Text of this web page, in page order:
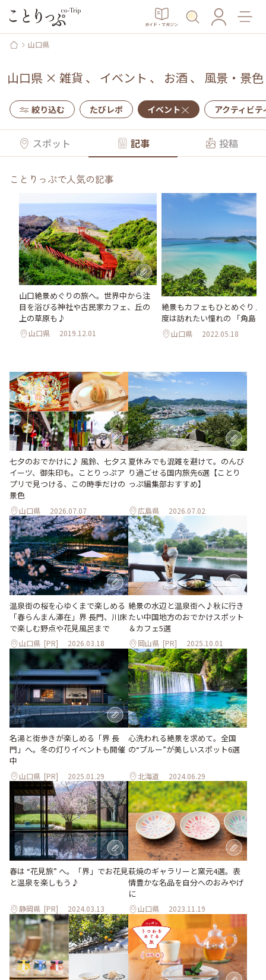
ガイド・マガジン
山口県
山口県 × 雑貨 、 イベント 、 お酒 、 風景・景色
絞り込む たびレポ イベント アクティビテ
スポット 記事 投稿
ことりっぷで人気の記事
山口絶景めぐりの旅へ。世界中から注
目を浴びる神社や古民家カフェ、丘の
上の草原も♪
山口県 2019.12.01
絶景もカフェもひとめぐり♪
度は訪れたい憧れの 「角島
山口県 2022.05.18
七夕のおでかけに♪ 風鈴、七夕ス
イーツ、御朱印も。ことりっぷア
プリで見つける、この時季だけの
景色
山口県 2026.07.07
夏休みでも混雑を避けて。のんび
り過ごせる国内旅先6選【ことり
っぷ編集部おすすめ】
広島県 2026.07.02
温泉街の桜を心ゆくまで楽しめる
「春らんまん滞在」界 長門、川床
で楽しむ野点や花見風呂まで
山口県 [PR] 2026.03.18
絶景の水辺と温泉街へ♪秋に行き
たい中国地方のおでかけスポット
＆カフェ5選
岡山県 [PR] 2025.10.01
名湯と街歩きが楽しめる「界 長
門」へ。冬の灯りイベントも開催
中
山口県 [PR] 2025.01.29
心洗われる絶景を求めて。全国
の“ブルー”が美しいスポット6選
北海道 2024.06.29
春は “花見旅” へ。「界」でお花見
と温泉を楽しもう♪
静岡県 [PR] 2024.03.13
萩焼のギャラリーと窯元4選。表
情豊かな名品を自分へのおみやげ
に
山口県 2023.11.19